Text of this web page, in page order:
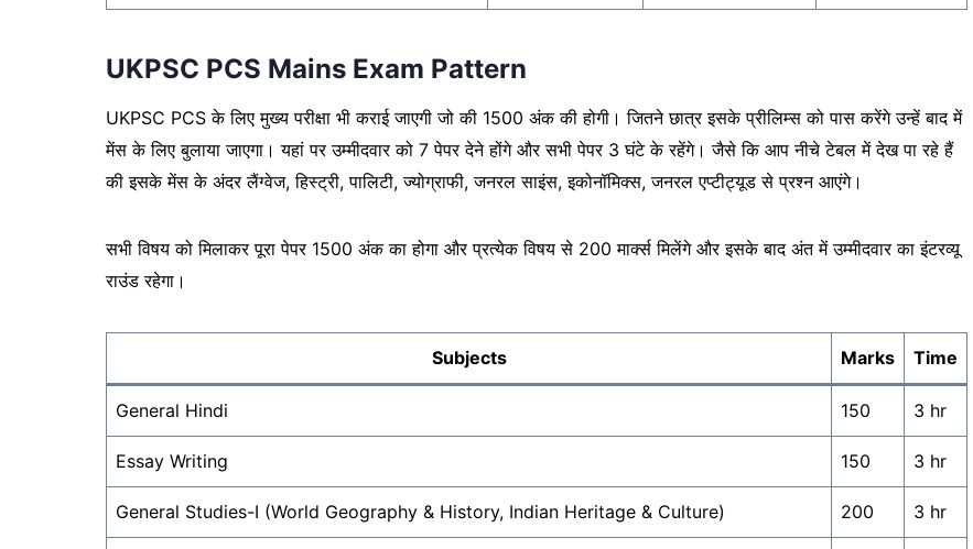
UKPSC PCS Mains Exam Pattern
UKPSC PCS के लिए मुख्य परीक्षा भी कराई जाएगी जो की 1500 अंक की होगी। जितने छात्र इसके प्रीलिम्स को पास करेंगे उन्हें बाद में
मेंस के लिए बुलाया जाएगा। यहां पर उम्मीदवार को 7 पेपर देने होंगे और सभी पेपर 3 घंटे के रहेंगे। जैसे कि आप नीचे टेबल में देख पा रहे हैं
की इसके मेंस के अंदर लैंग्वेज, हिस्ट्री, पालिटी, ज्योग्राफी, जनरल साइंस, इकोनॉमिक्स, जनरल एप्टीट्यूड से प्रश्न आएंगे।
सभी विषय को मिलाकर पूरा पेपर 1500 अंक का होगा और प्रत्येक विषय से 200 मार्क्स मिलेंगे और इसके बाद अंत में उम्मीदवार का इंटरव्यू
राउंड रहेगा।
Subjects Marks Time
General Hindi 150 3 hr
Essay Writing 150 3 hr
General Studies-I (World Geography & History, Indian Heritage & Culture) 200 3 hr